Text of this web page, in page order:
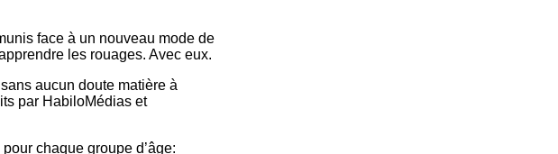
face à un nouveau mode de
les rouages. Avec eux.
aucun doute matière à
par HabiloMédias et
chaque groupe d’âge: